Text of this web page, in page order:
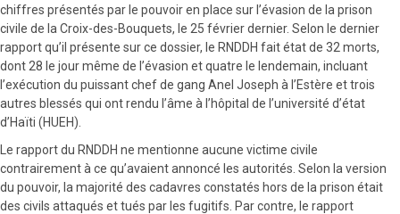
chiffres présentés par le pouvoir en place sur l’évasion de la prison
civile de la Croix-des-Bouquets, le 25 février dernier. Selon le dernier
rapport qu’il présente sur ce dossier, le RNDDH fait état de 32 morts,
dont 28 le jour même de l’évasion et quatre le lendemain, incluant
l’exécution du puissant chef de gang Anel Joseph à l’Estère et trois
autres blessés qui ont rendu l’âme à l’hôpital de l’université d’état
d’Haïti (HUEH).
Le rapport du RNDDH ne mentionne aucune victime civile
contrairement à ce qu’avaient annoncé les autorités. Selon la version
du pouvoir, la majorité des cadavres constatés hors de la prison était
des civils attaqués et tués par les fugitifs. Par contre, le rapport